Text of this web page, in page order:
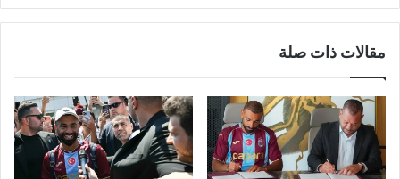
مقالات ذات صلة